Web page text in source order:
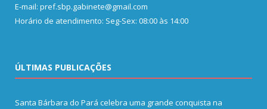
E-mail: pref.sbp.gabinete@gmail.com
Horário de atendimento: Seg-Sex: 08:00 às 14:00
ÚLTIMAS PUBLICAÇÕES
Santa Bárbara do Pará celebra uma grande conquista na